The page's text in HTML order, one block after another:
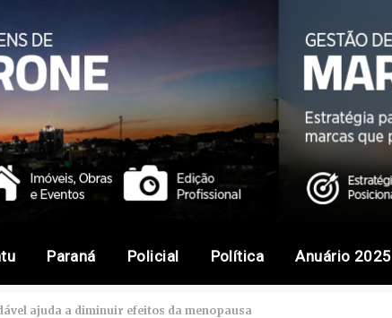
Paraná Policial Política Anuário 2025
ajuda a diminuir efeitos da menopausa